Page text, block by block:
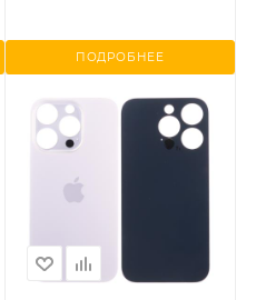
ПОДРОБНЕЕ